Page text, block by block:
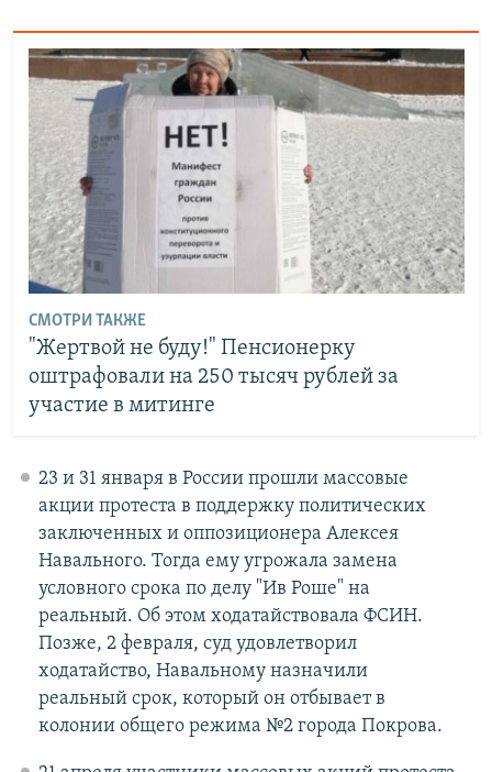
СМОТРИ ТАКЖЕ
"Жертвой не буду!" Пенсионерку
оштрафовали на 250 тысяч рублей за
участие в митинге
23 и 31 января в России прошли массовые
акции протеста в поддержку политических
заключенных и оппозиционера Алексея
Навального. Тогда ему угрожала замена
условного срока по делу "Ив Роше" на
реальный. Об этом ходатайствовала ФСИН.
Позже, 2 февраля, суд удовлетворил
ходатайство, Навальному назначили
реальный срок, который он отбывает в
колонии общего режима №2 города Покрова.